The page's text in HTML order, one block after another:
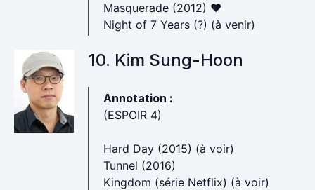
Masquerade (2012) ♥
Night of 7 Years (?) (à venir)
10. Kim Sung-Hoon
Annotation :
(ESPOIR 4)
Hard Day (2015) (à voir)
Tunnel (2016)
Kingdom (série Netflix) (à voir)